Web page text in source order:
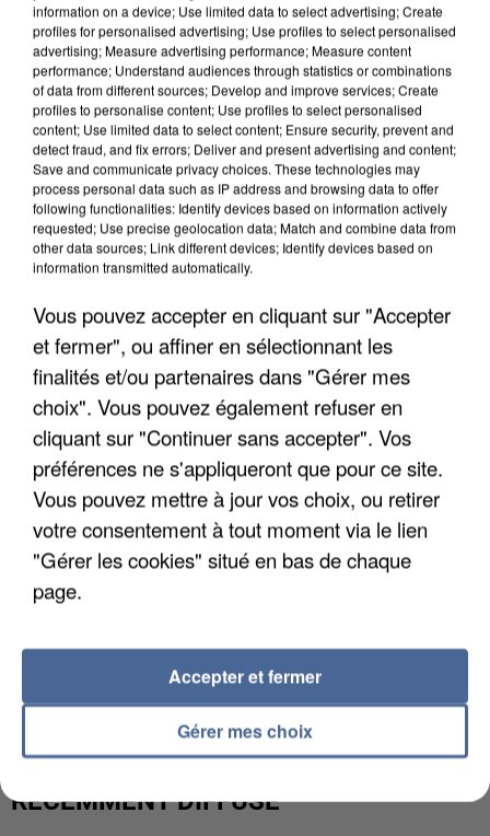
APRÈS TOUTES CES CANICULES, LES REFUGES
DE FAUNE SAUVAGE SONT...
L’UN DES FONDATEURS SUPPOSÉS DE LA DZ
MAFIA INTERPELLÉ EN ALGÉRIE
RÉCEMMENT DIFFUSÉ
information on a device; Use limited data to select advertising; Create
profiles for personalised advertising; Use profiles to select personalised
advertising; Measure advertising performance; Measure content
performance; Understand audiences through statistics or combinations
of data from different sources; Develop and improve services; Create
profiles to personalise content; Use profiles to select personalised
content; Use limited data to select content; Ensure security, prevent and
detect fraud, and fix errors; Deliver and present advertising and content;
Save and communicate privacy choices. These technologies may
process personal data such as IP address and browsing data to offer
following functionalities: Identify devices based on information actively
requested; Use precise geolocation data; Match and combine data from
other data sources; Link different devices; Identify devices based on
information transmitted automatically.
Vous pouvez accepter en cliquant sur "Accepter
et fermer", ou affiner en sélectionnant les
finalités et/ou partenaires dans "Gérer mes
choix". Vous pouvez également refuser en
cliquant sur "Continuer sans accepter". Vos
préférences ne s'appliqueront que pour ce site.
Vous pouvez mettre à jour vos choix, ou retirer
votre consentement à tout moment via le lien
"Gérer les cookies" situé en bas de chaque
page.
Gérer mes choix
Accepter et fermer